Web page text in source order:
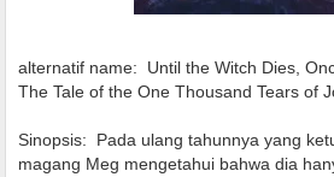
alternatif name:
Until the Witch Dies,
The Tale of the One Thousand Tears of
Sinopsis:
Pada ulang tahunnya yang
magang Meg mengetahui bahwa dia